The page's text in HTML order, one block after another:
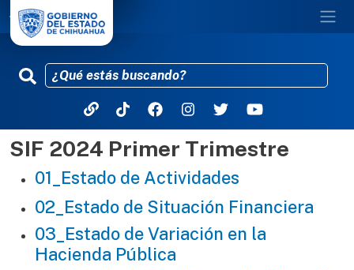
Pasar al contenido principal
SIF 2024 Primer Trimestre
01_Estado de Actividades
02_Estado de Situación Financiera
03_Estado de Variación en la
Hacienda Pública